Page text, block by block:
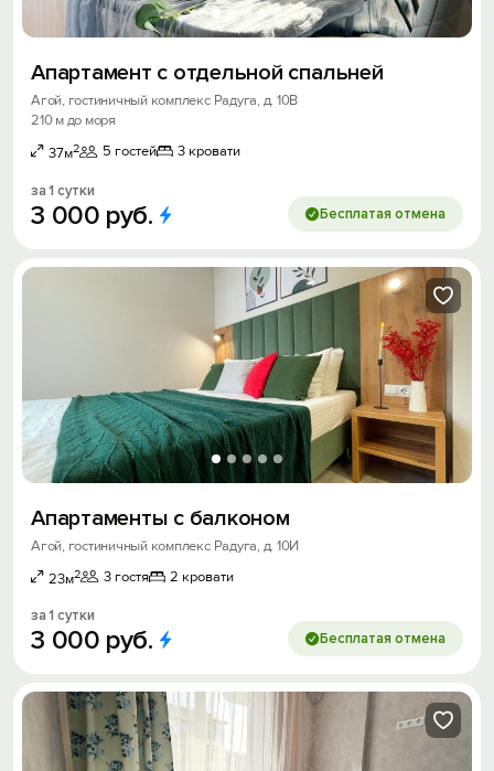
Апартамент с отдельной спальней
Агой, гостиничный комплекс Радуга, д. 10В
210 м до моря
37м2 5 гостей 3 кровати
за 1 сутки
3 000 руб. Бесплатая отмена
Апартаменты с балконом
Агой, гостиничный комплекс Радуга, д. 10И
23м2 3 гостя 2 кровати
за 1 сутки
3 000 руб. Бесплатая отмена